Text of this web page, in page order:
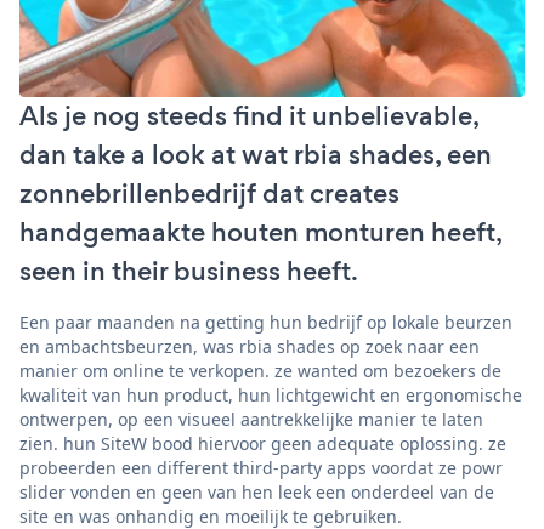
Als je nog steeds find it unbelievable,
dan take a look at wat rbia shades, een
zonnebrillenbedrijf dat creates
handgemaakte houten monturen heeft,
seen in their business heeft.
Een paar maanden na getting hun bedrijf op lokale beurzen
en ambachtsbeurzen, was rbia shades op zoek naar een
manier om online te verkopen. ze wanted om bezoekers de
kwaliteit van hun product, hun lichtgewicht en ergonomische
ontwerpen, op een visueel aantrekkelijke manier te laten
zien. hun SiteW bood hiervoor geen adequate oplossing. ze
probeerden een different third-party apps voordat ze powr
slider vonden en geen van hen leek een onderdeel van de
site en was onhandig en moeilijk te gebruiken.